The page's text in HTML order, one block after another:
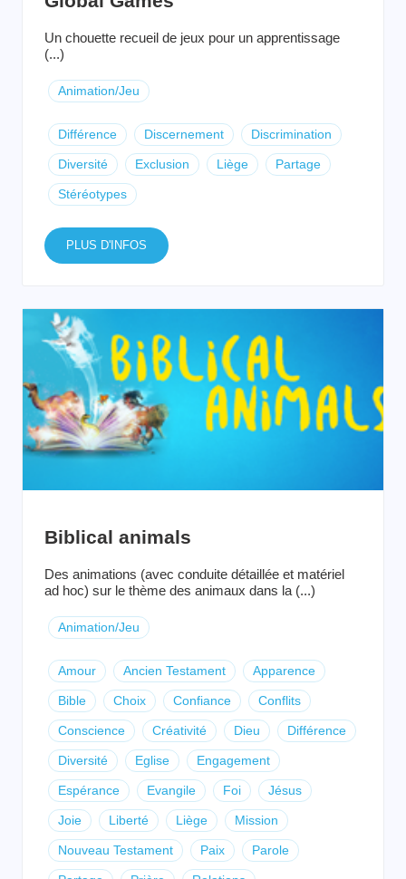
Un chouette recueil de jeux pour un apprentissage
(...)
Animation/Jeu
Différence Discernement Discrimination
Diversité Exclusion Liège Partage
Stéréotypes
PLUS D'INFOS
Biblical animals
Des animations (avec conduite détaillée et matériel
ad hoc) sur le thème des animaux dans la (...)
Animation/Jeu
Amour Ancien Testament Apparence
Bible Choix Confiance Conflits
Conscience Créativité Dieu Différence
Diversité Eglise Engagement
Espérance Evangile Foi Jésus
Joie Liberté Liège Mission
Nouveau Testament Paix Parole